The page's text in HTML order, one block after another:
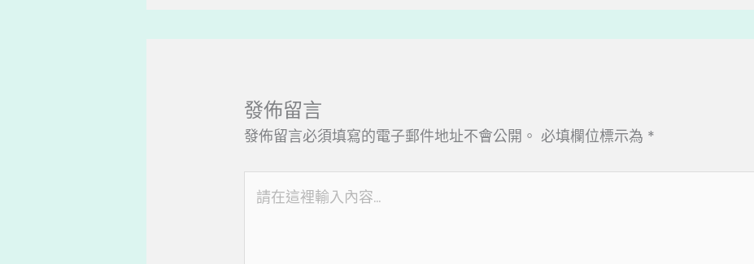
發佈留言
發佈留言必須填寫的電子郵件地址不會公開。 必填欄位標示為 *
在